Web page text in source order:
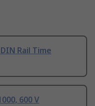
Rail Time
600 V